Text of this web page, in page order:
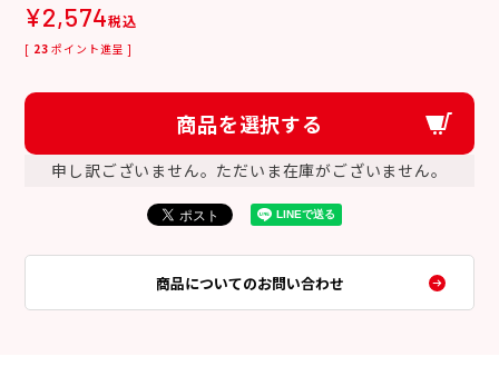
¥2,574税込
[ 23 ポイント進呈 ]
商品を選択する
申し訳ございません。ただいま在庫がございません。
商品についてのお問い合わせ